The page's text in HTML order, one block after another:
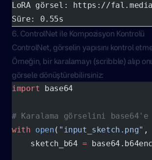
LoRA görsel: https://
Süre: 0.55s
6. ControlNet ile Kompozisyon Kontrolü
ControlNet, görselin yapısını kontrol
Örneğin, bir karalamayı (scribble) alıp
görsele dönüştürebilirsiniz:
import base64
# Karalama görselini
with open( "input_sketch.png" ,
    sketch_b64
=